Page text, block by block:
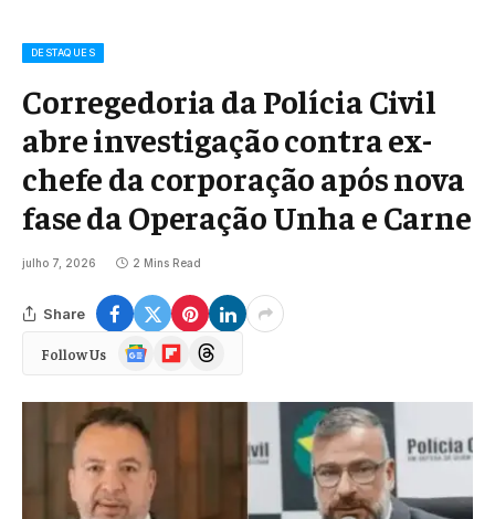
DESTAQUES
Corregedoria da Polícia Civil
abre investigação contra ex-
chefe da corporação após nova
fase da Operação Unha e Carne
julho 7, 2026 2 Mins Read
Share
Follow Us
GoogleFlipboardThreads